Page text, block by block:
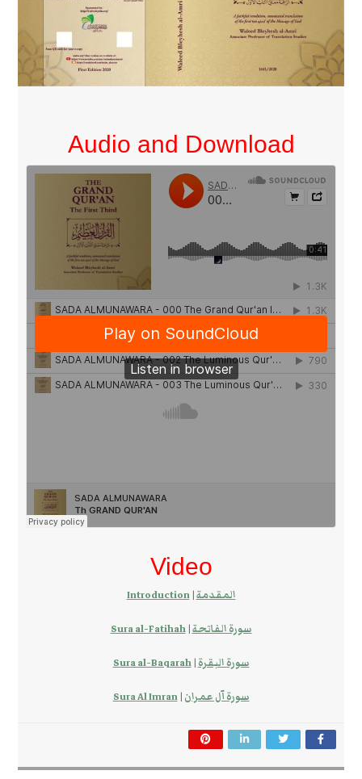
Audio and Download
Video
المقدمة|
Introduction
سورة الفاتحة|
Sura al-Fatihah
سورة البقرة|
Sura al-Baqarah
سورة آل عمران |
Sura Al Imran